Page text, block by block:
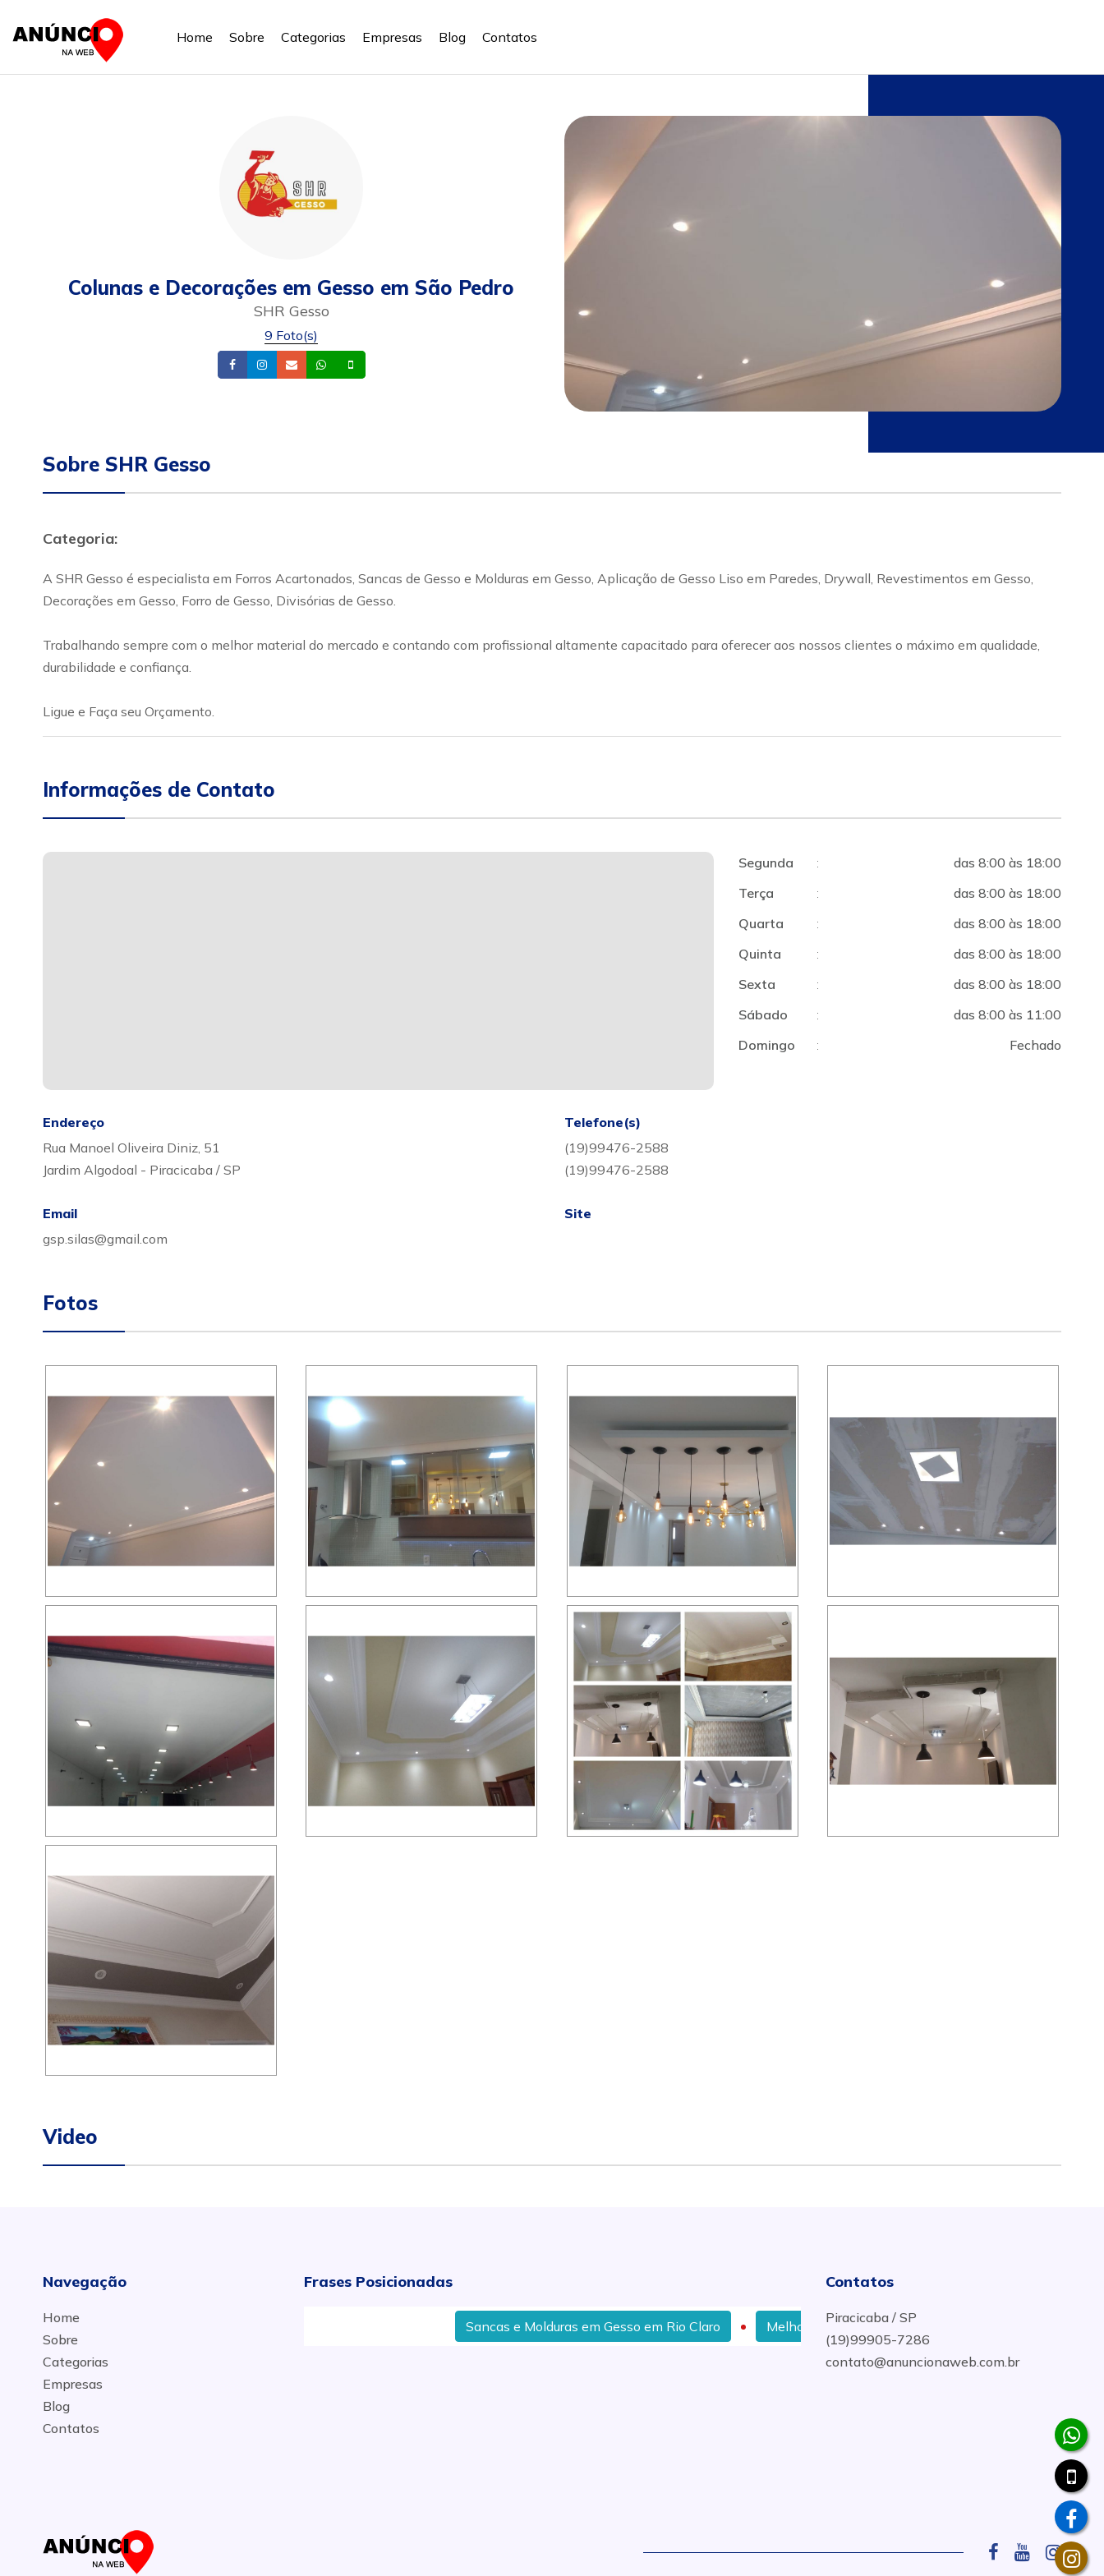
Home Sobre Categorias Empresas Blog Contatos
Colunas e Decorações em Gesso em São Pedro
SHR Gesso
9 Foto(s)
FacebookInstagram
Email Whatsapp
Sobre SHR Gesso
Categoria:
A SHR Gesso é especialista em Forros Acartonados, Sancas de Gesso e Molduras em Gesso, Aplicação de Gesso Liso em Paredes, Drywall, Revestimentos em Gesso,
Decorações em Gesso, Forro de Gesso, Divisórias de Gesso.
Trabalhando sempre com o melhor material do mercado e contando com profissional altamente capacitado para oferecer aos nossos clientes o máximo em qualidade,
durabilidade e confiança.
Ligue e Faça seu Orçamento.
Informações de Contato
Segunda :
das 8:00 às 18:00
Terça
:
das 8:00 às 18:00
Quarta
:
das 8:00 às 18:00
Quinta
:
das 8:00 às 18:00
Sexta
:
das 8:00 às 18:00
Sábado
:
das 8:00 às 11:00
Domingo
: Fechado
Endereço
Rua Manoel Oliveira Diniz, 51
Jardim Algodoal - Piracicaba / SP
Telefone(s)
(19)99476-2588
(19)99476-2588
Email
gsp.silas@gmail.com
Site
Fotos
Video
Navegação
Home
Sobre
Categorias
Empresas
Blog
Contatos
Frases Posicionadas
Sancas e Molduras em Gesso em Rio Claro Melhor Preço de Gesso Acartonado em Santa Bárbara d´Oeste
Contatos
Piracicaba / SP
(19)99905-7286
contato@anuncionaweb.com.br